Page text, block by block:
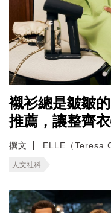
襯衫總是皺皺
推薦，讓整齊
撰文 ELLE（Teresa
人文社科